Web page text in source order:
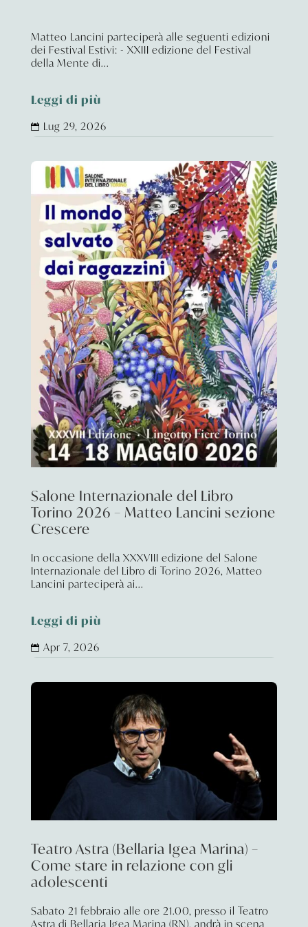
Matteo Lancini parteciperà alle seguenti edizioni
dei Festival Estivi: - XXIII edizione del Festival
della Mente di...
Leggi di più
 Lug 29, 2026
Salone Internazionale del Libro
Torino 2026 – Matteo Lancini sezione
Crescere
In occasione della XXXVIII edizione del Salone
Internazionale del Libro di Torino 2026, Matteo
Lancini parteciperà ai...
Leggi di più
 Apr 7, 2026
Teatro Astra (Bellaria Igea Marina) –
Come stare in relazione con gli
adolescenti
Sabato 21 febbraio alle ore 21.00, presso il Teatro
Astra di Bellaria Igea Marina (RN), andrà in scena